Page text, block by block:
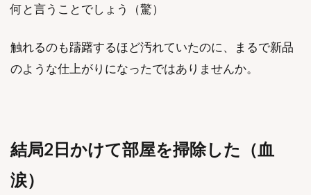
何と言うことでしょう（驚）
触れるのも躊躇するほど汚れていたのに、まるで新品
のような仕上がりになったではありませんか。
結局2日かけて部屋を掃除した（血
涙）